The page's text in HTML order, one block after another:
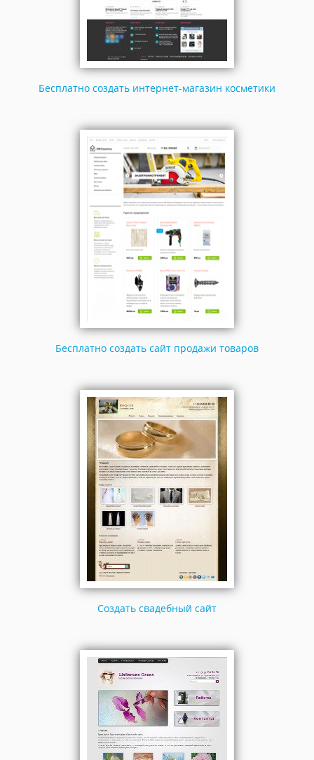
Бесплатно создать интернет-магазин косметики
Бесплатно создать сайт продажи товаров
Создать свадебный сайт